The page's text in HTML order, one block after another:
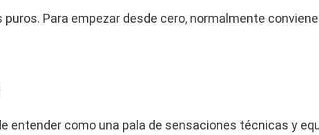
Para empezar desde cero, normalmente
entender como una pala de sensaciones técnicas y